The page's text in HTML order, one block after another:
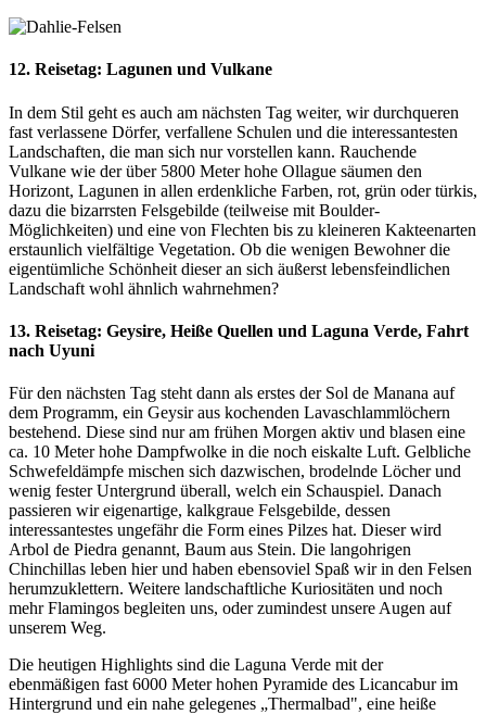
12. Reisetag: Lagunen und Vulkane
In dem Stil geht es auch am nächsten Tag weiter, wir durchqueren
fast verlassene Dörfer, verfallene Schulen und die interessantesten
Landschaften, die man sich nur vorstellen kann. Rauchende
Vulkane wie der über 5800 Meter hohe Ollague säumen den
Horizont, Lagunen in allen erdenkliche Farben, rot, grün oder türkis,
dazu die bizarrsten Felsgebilde (teilweise mit Boulder-
Möglichkeiten) und eine von Flechten bis zu kleineren Kakteenarten
erstaunlich vielfältige Vegetation. Ob die wenigen Bewohner die
eigentümliche Schönheit dieser an sich äußerst lebensfeindlichen
Landschaft wohl ähnlich wahrnehmen?
13. Reisetag: Geysire, Heiße Quellen und Laguna Verde, Fahrt
nach Uyuni
Für den nächsten Tag steht dann als erstes der Sol de Manana auf
dem Programm, ein Geysir aus kochenden Lavaschlammlöchern
bestehend. Diese sind nur am frühen Morgen aktiv und blasen eine
ca. 10 Meter hohe Dampfwolke in die noch eiskalte Luft. Gelbliche
Schwefeldämpfe mischen sich dazwischen, brodelnde Löcher und
wenig fester Untergrund überall, welch ein Schauspiel. Danach
passieren wir eigenartige, kalkgraue Felsgebilde, dessen
interessantestes ungefähr die Form eines Pilzes hat. Dieser wird
Arbol de Piedra genannt, Baum aus Stein. Die langohrigen
Chinchillas leben hier und haben ebensoviel Spaß wir in den Felsen
herumzuklettern. Weitere landschaftliche Kuriositäten und noch
mehr Flamingos begleiten uns, oder zumindest unsere Augen auf
unserem Weg.
Die heutigen Highlights sind die Laguna Verde mit der
ebenmäßigen fast 6000 Meter hohen Pyramide des Licancabur im
Hintergrund und ein nahe gelegenes „Thermalbad", eine heiße